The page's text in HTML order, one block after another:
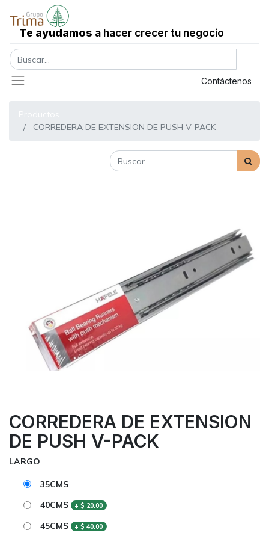
Te ayudamos a hacer crecer tu negocio
Contáctenos
CORREDERA DE EXTENSION DE PUSH V-PACK
CORREDERA DE EXTENSION
DE PUSH V-PACK
LARGO
35CMS
40CMS
+$ 20.00
45CMS +$40.00